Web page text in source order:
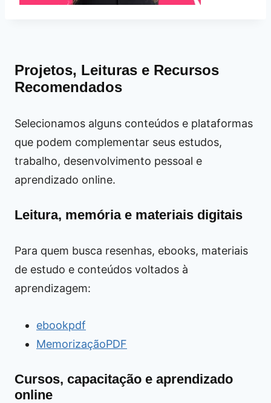
Projetos, Leituras e Recursos
Recomendados
Selecionamos alguns conteúdos e plataformas
que podem complementar seus estudos,
trabalho, desenvolvimento pessoal e
aprendizado online.
Leitura, memória e materiais digitais
Para quem busca resenhas, ebooks, materiais
de estudo e conteúdos voltados à
aprendizagem:
ebookpdf
MemorizaçãoPDF
Cursos, capacitação e aprendizado
online